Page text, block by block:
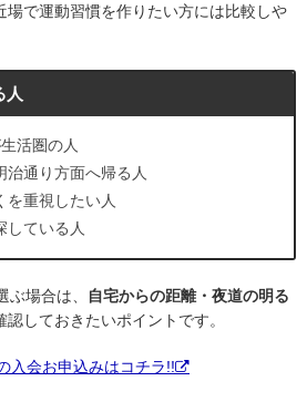
場で運動習慣を作りたい方には比較しや
人
活圏の人
治通り方面へ帰る人
を重視したい人
している人
場合は、
自宅からの距離・夜道の明る
認しておきたいポイントです。
入会お申込みはコチラ!!